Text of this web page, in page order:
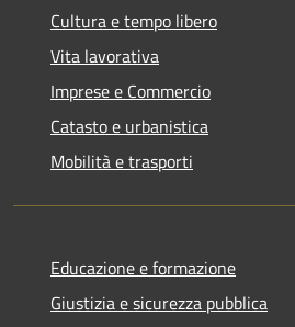
Cultura e tempo libero
Vita lavorativa
Imprese e Commercio
Catasto e urbanistica
Mobilità e trasporti
Educazione e formazione
Giustizia e sicurezza pubblica